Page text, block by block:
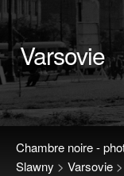
Varsovie
Chambre noire -
Slawny > Varsovie >